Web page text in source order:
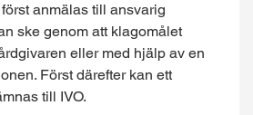
anmälas till ansvarig
ske genom att klagomålet
eller med hjälp av en
Först därefter kan ett
till IVO.